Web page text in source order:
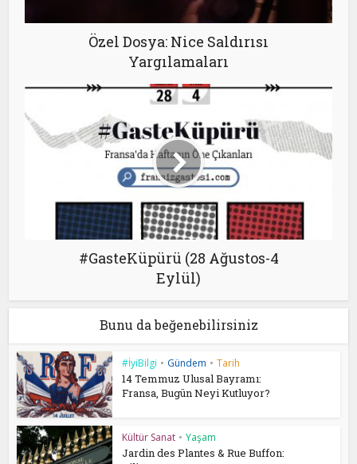
Özel Dosya: Nice Saldırısı
Yargılamaları
#GasteKüpürü (28 Ağustos-4
Eylül)
Bunu da beğenebilirsiniz
#İyiBilgi • Gündem • Tarih
14 Temmuz Ulusal Bayramı:
Fransa, Bugün Neyi Kutluyor?
Kültür Sanat • Yaşam
Jardin des Plantes & Rue Buffon: